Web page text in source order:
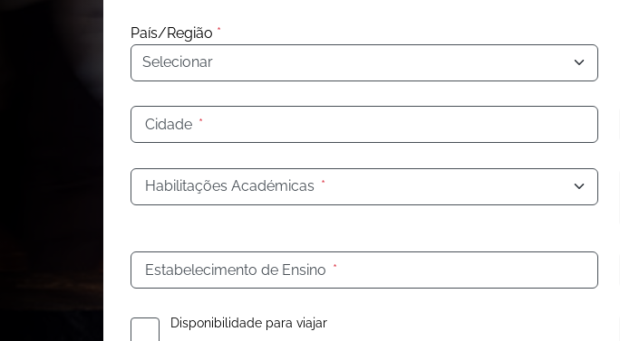
País/Região *
Cidade *
Habilitações Académicas *
Estabelecimento de Ensino *
Disponibilidade para viajar